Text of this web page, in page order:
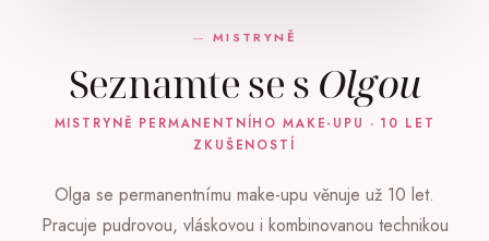
MISTRYNĚ
Seznamte se s Olgou
MISTRYNĚ PERMANENTNÍHO MAKE-UPU · 10 LET
ZKUŠENOSTÍ
Olga se permanentnímu make-upu věnuje už 10 let.
Pracuje pudrovou, vláskovou i kombinovanou technikou